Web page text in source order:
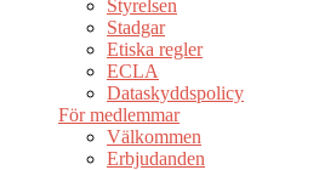
Styrelsen
Stadgar
Etiska regler
ECLA
Dataskyddspolicy
För medlemmar
Välkommen
Erbjudanden